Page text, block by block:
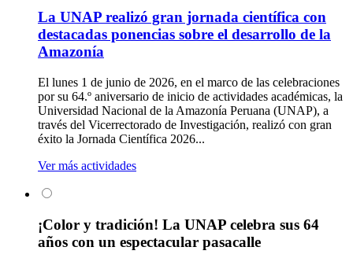
La UNAP realizó gran jornada científica con
destacadas ponencias sobre el desarrollo de la
Amazonía
El lunes 1 de junio de 2026, en el marco de las celebraciones
por su 64.º aniversario de inicio de actividades académicas, la
Universidad Nacional de la Amazonía Peruana (UNAP), a
través del Vicerrectorado de Investigación, realizó con gran
éxito la Jornada Científica 2026...
Ver más actividades
¡Color y tradición! La UNAP celebra sus 64
años con un espectacular pasacalle